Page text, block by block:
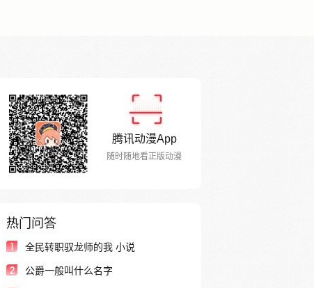
腾讯动漫App
随时随地看正版动漫
热门问答
1 全民转职驭龙师的我 小说
2 公爵一般叫什么名字